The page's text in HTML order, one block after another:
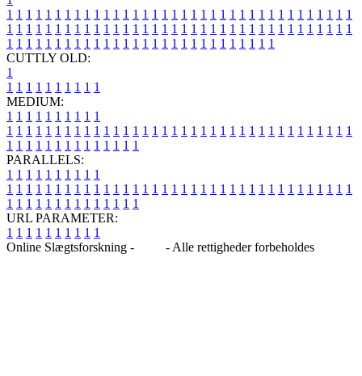
1 1 1 1 1 1 1 1 1 1 1 1 1 1 1 1 1 1 1 1 1 1 1 1 1 1 1 1 1 1 1 1 1 1 1 1
1 1 1 1 1 1 1 1 1 1 1 1 1 1 1 1 1 1 1 1 1 1 1 1 1 1 1 1 1 1 1 1 1 1 1 1
1 1 1 1 1 1 1 1 1 1 1 1 1 1 1 1 1 1 1 1 1 1 1 1 1 1 1 1
CUTTLY OLD:
1
1 1 1 1 1 1 1 1 1 1
MEDIUM:
1 1 1 1 1 1 1 1 1 1
1 1 1 1 1 1 1 1 1 1 1 1 1 1 1 1 1 1 1 1 1 1 1 1 1 1 1 1 1 1 1 1 1 1 1 1
1 1 1 1 1 1 1 1 1 1 1 1 1 1
PARALLELS:
1 1 1 1 1 1 1 1 1 1
1 1 1 1 1 1 1 1 1 1 1 1 1 1 1 1 1 1 1 1 1 1 1 1 1 1 1 1 1 1 1 1 1 1 1 1
1 1 1 1 1 1 1 1 1 1 1 1 1 1
URL PARAMETER:
1 1 1 1 1 1 1 1 1 1
Online Slægtsforskning -
- Alle rettigheder forbeholdes